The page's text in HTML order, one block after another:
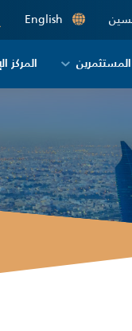
English
المركز